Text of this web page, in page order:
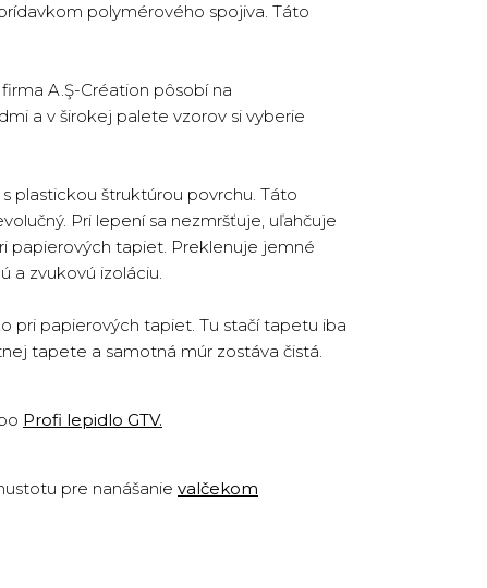
polymérového spojiva. Táto
A.Ş-Création pôsobí na
a v širokej palete vzorov si vyberie
plastickou štruktúrou povrchu. Táto
Pri lepení sa nezmršťuje, uľahčuje
papierových tapiet. Preklenuje jemné
a zvukovú izoláciu.
pri papierových tapiet. Tu stačí tapetu iba
tapete a samotná múr zostáva čistá.
Profi lepidlo GTV.
pre nanášanie valčekom